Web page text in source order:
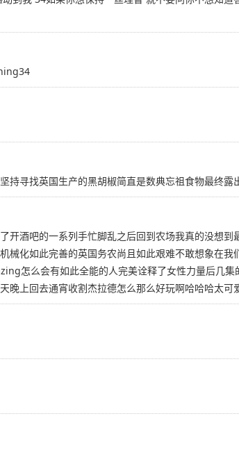
持寻找英国生产的黑胡椒简直是数典忘祖食物最终
开酒吧的一系列手忙脚乱之后回到农场我真的没想
械化如此完善的英国务农尚且如此艰难不敢想象在
怎么会有如此全能的人完美诠释了女性力量后几
晚上回去通宵收割杰拉德怎么那么好玩啊哈哈哈太